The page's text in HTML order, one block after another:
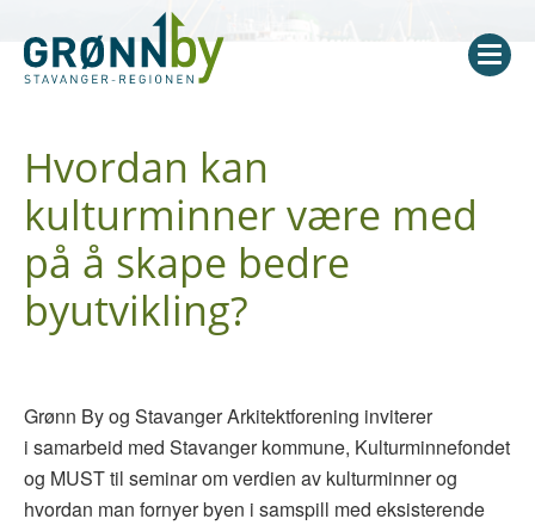
Hvordan kan
kulturminner være med
på å skape bedre
byutvikling?
Grønn By og Stavanger Arkitektforening inviterer
i samarbeid med Stavanger kommune, Kulturminnefondet
og MUST til seminar om verdien av kulturminner og
hvordan man fornyer byen i samspill med eksisterende